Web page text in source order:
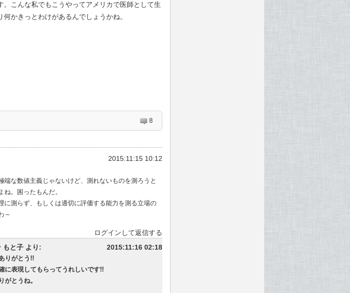
。こんな私でもこうやってアメリカで医師として生
かきっとわけがあるんでしょうかね。
8
2015:11:15 10:12
端な数値主義じゃないけど、測れないものを測ろうと
ね。困ったもんだ。
に測らず、もしくは適切に評価する能力を測る立場の
～
ログインして返信する
もと子 より:
2015:11:16 02:18
りがとう!!
に表現してもらってうれしいです!!
がとうね。